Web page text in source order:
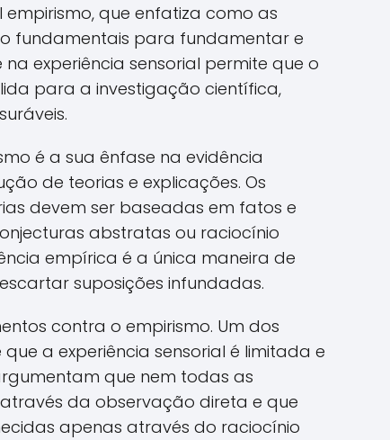
que enfatiza como as
fundamentais para fundamentar e
experiência sensorial permite que o
para a investigação científica,
é a sua ênfase na evidência
de teorias e explicações. Os
devem ser baseadas em fatos e
abstratas ou raciocínio
empírica é a única maneira de
suposições infundadas.
contra o empirismo. Um dos
a experiência sensorial é limitada e
que nem todas as
da observação direta e que
apenas através do raciocínio
Loading ...